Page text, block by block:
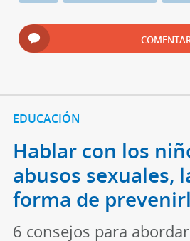
EDUCACIÓN
Hablar con los
abusos sexuales,
forma de
6 consejos para